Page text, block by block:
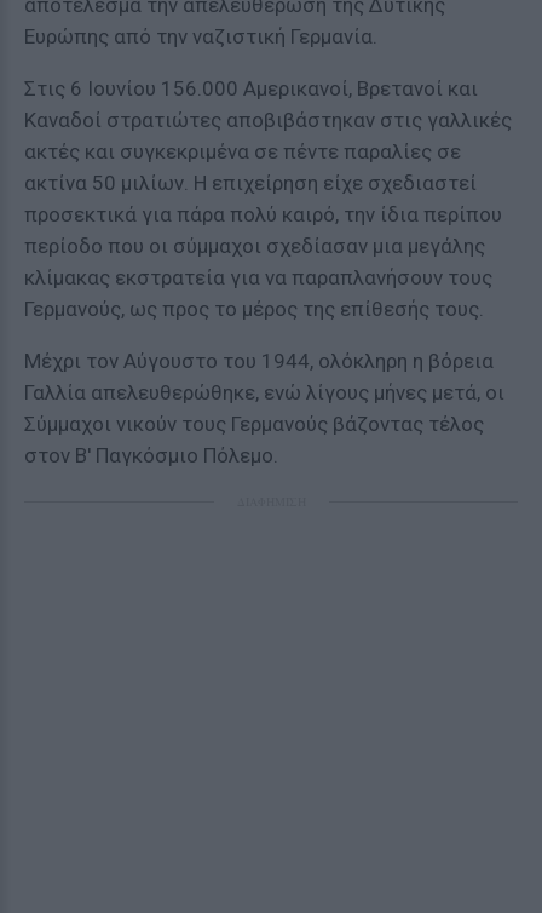
αποτέλεσμα την απελευθέρωση της Δυτικής
Ευρώπης από την ναζιστική Γερμανία.
Στις 6 Ιουνίου 156.000 Αμερικανοί, Βρετανοί και
Καναδοί στρατιώτες αποβιβάστηκαν στις γαλλικές
ακτές και συγκεκριμένα σε πέντε παραλίες σε
ακτίνα 50 μιλίων. Η επιχείρηση είχε σχεδιαστεί
προσεκτικά για πάρα πολύ καιρό, την ίδια περίπου
περίοδο που οι σύμμαχοι σχεδίασαν μια μεγάλης
κλίμακας εκστρατεία για να παραπλανήσουν τους
Γερμανούς, ως προς το μέρος της επίθεσής τους.
Μέχρι τον Αύγουστο του 1944, ολόκληρη η βόρεια
Γαλλία απελευθερώθηκε, ενώ λίγους μήνες μετά, οι
Σύμμαχοι νικούν τους Γερμανούς βάζοντας τέλος
στον Β' Παγκόσμιο Πόλεμο.